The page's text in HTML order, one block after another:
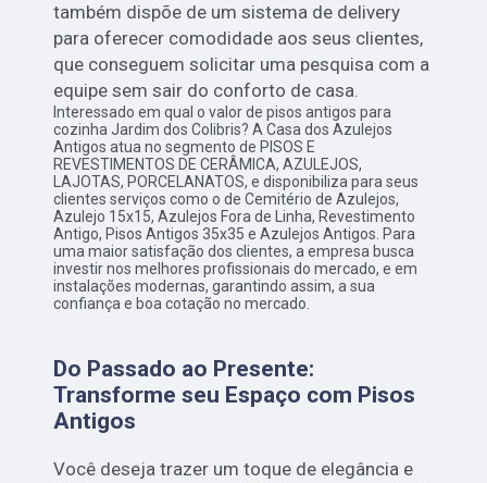
também dispõe de um sistema de delivery
para oferecer comodidade aos seus clientes,
que conseguem solicitar uma pesquisa com a
equipe sem sair do conforto de casa.
Interessado em qual o valor de pisos antigos para
cozinha Jardim dos Colibris? A Casa dos Azulejos
Antigos atua no segmento de PISOS E
REVESTIMENTOS DE CERÂMICA, AZULEJOS,
LAJOTAS, PORCELANATOS, e disponibiliza para seus
clientes serviços como o de Cemitério de Azulejos,
Azulejo 15x15, Azulejos Fora de Linha, Revestimento
Antigo, Pisos Antigos 35x35 e Azulejos Antigos. Para
uma maior satisfação dos clientes, a empresa busca
investir nos melhores profissionais do mercado, e em
instalações modernas, garantindo assim, a sua
confiança e boa cotação no mercado.
Do Passado ao Presente:
Transforme seu Espaço com Pisos
Antigos
Você deseja trazer um toque de elegância e